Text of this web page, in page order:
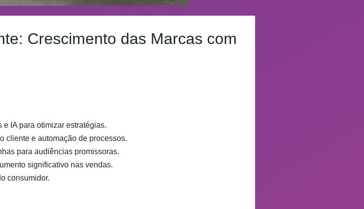
Crescimento das Marcas com
IA para otimizar estratégias.
cliente e automação de processos.
para audiências promissoras.
significativo nas vendas.
consumidor.